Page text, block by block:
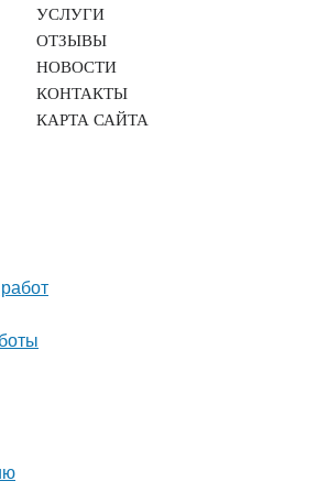
УСЛУГИ
ОТЗЫВЫ
НОВОСТИ
КОНТАКТЫ
КАРТА САЙТА